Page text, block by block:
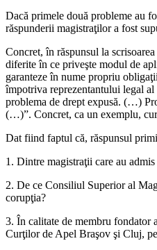
Dacă primele două probleme au
răspunderii magistraţilor a fost
Concret, în răspunsul la
diferite în ce priveşte modul de
garanteze în nume propriu
împotriva reprezentantului legal
problema de drept expusă. (…)
(…)”. Concret, ca un exemplu,
Dat fiind faptul că, răspunsul
1. Dintre magistraţii care au
2. De ce Consiliul Superior al
corupţia?
3. În calitate de membru fondator
Curţilor de Apel Braşov şi Cluj,